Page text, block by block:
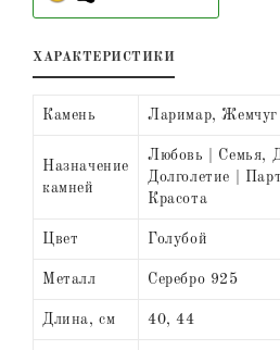
ХАРАКТЕРИСТИКИ
Камень Ларимар, Жемчуг
Назначение
камней
Любовь | Семья,
Долголетие |
Красота
Цвет Голубой
Металл Серебро 925
Длина, см 40, 44